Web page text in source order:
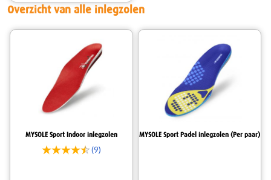
Overzicht van alle inlegzolen
MYSOLE Sport Indoor inlegzolen
(9)
MYSOLE Sport Padel inlegzolen (Per paar)